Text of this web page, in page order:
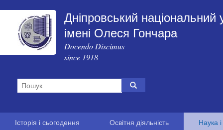
Дніпровський національний
імені Олеся Гончара
Docendo Discimus
since 1918
Історія і сьогодення Освітня діяльність Наука